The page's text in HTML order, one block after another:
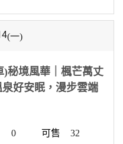
(一)
秘境風華｜楓芒萬丈
好安眠，漫步雲端
0 32